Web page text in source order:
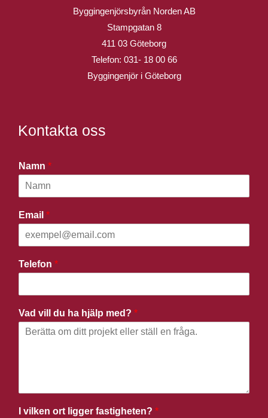
Byggingenjörsbyrån Norden AB
Stampgatan 8
411 03 Göteborg
Telefon: 031- 18 00 66
Byggingenjör i Göteborg
Kontakta oss
Namn *
Email *
Telefon *
Vad vill du ha hjälp med? *
I vilken ort ligger fastigheten? *